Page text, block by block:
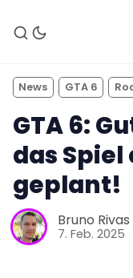
News GTA 6
GTA 6:
das
geplant!
Bruno Rivas
7. Feb. 2025